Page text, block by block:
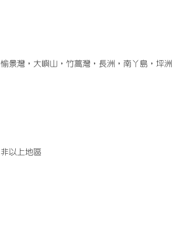
愉景灣，大嶼山，竹蒿灣，長洲，南丫島，坪洲
非以上地區